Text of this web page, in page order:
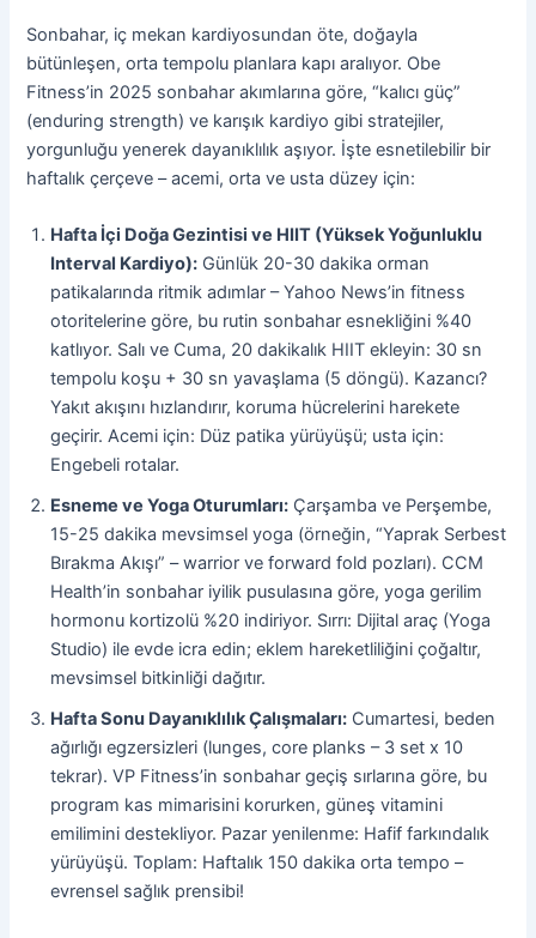
Sonbahar, iç mekan kardiyosundan öte, doğayla
bütünleşen, orta tempolu planlara kapı aralıyor. Obe
Fitness’in 2025 sonbahar akımlarına göre, “kalıcı güç”
(enduring strength) ve karışık kardiyo gibi stratejiler,
yorgunluğu yenerek dayanıklılık aşıyor. İşte esnetilebilir bir
haftalık çerçeve – acemi, orta ve usta düzey için:
Hafta İçi Doğa Gezintisi ve HIIT (Yüksek Yoğunluklu
Interval Kardiyo): Günlük 20-30 dakika orman
patikalarında ritmik adımlar – Yahoo News’in fitness
otoritelerine göre, bu rutin sonbahar esnekliğini %40
katlıyor. Salı ve Cuma, 20 dakikalık HIIT ekleyin: 30 sn
tempolu koşu + 30 sn yavaşlama (5 döngü). Kazancı?
Yakıt akışını hızlandırır, koruma hücrelerini harekete
geçirir. Acemi için: Düz patika yürüyüşü; usta için:
Engebeli rotalar.
Esneme ve Yoga Oturumları: Çarşamba ve Perşembe,
15-25 dakika mevsimsel yoga (örneğin, “Yaprak Serbest
Bırakma Akışı” – warrior ve forward fold pozları). CCM
Health’in sonbahar iyilik pusulasına göre, yoga gerilim
hormonu kortizolü %20 indiriyor. Sırrı: Dijital araç (Yoga
Studio) ile evde icra edin; eklem hareketliliğini çoğaltır,
mevsimsel bitkinliği dağıtır.
Hafta Sonu Dayanıklılık Çalışmaları: Cumartesi, beden
ağırlığı egzersizleri (lunges, core planks – 3 set x 10
tekrar). VP Fitness’in sonbahar geçiş sırlarına göre, bu
program kas mimarisini korurken, güneş vitamini
emilimini destekliyor. Pazar yenilenme: Hafif farkındalık
yürüyüşü. Toplam: Haftalık 150 dakika orta tempo –
evrensel sağlık prensibi!